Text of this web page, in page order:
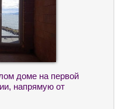
доме на первой
напрямую от